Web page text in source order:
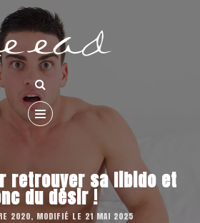
retrouver sa libido et
du désir !
2020, MODIFIÉ LE 21 MAI 2025